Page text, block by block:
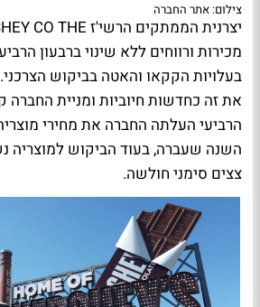
צילום: אתר החברה
מכירות ורווחים ללא שינוי ברבעון
בעלויות הקקאו והאטה בביקוש
את זה כחדשות חיוביות ומניית החברה
השנה שעברה, בעוד הביקוש למוצריה
צצים סימני חולשה.